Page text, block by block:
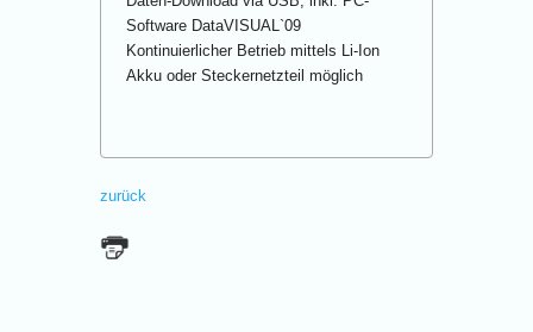
Software DataVISUAL`09
Kontinuierlicher Betrieb mittels Li-Ion
Akku oder Steckernetzteil möglich
zurück